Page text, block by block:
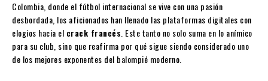
Colombia, donde el fútbol internacional se vive con una pasión
desbordada, los aficionados han llenado las plataformas digitales con
elogios hacia el crack francés . Este tanto no solo suma en lo anímico
para su club, sino que reafirma por qué sigue siendo considerado uno
de los mejores exponentes del balompié moderno.